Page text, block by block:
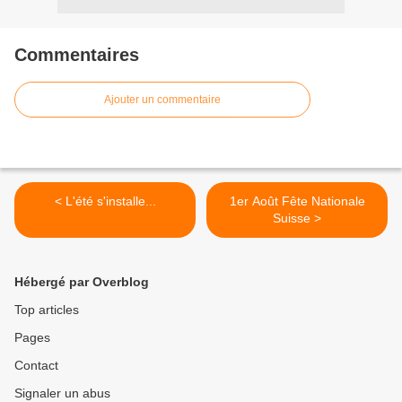
Commentaires
Ajouter un commentaire
< L'été s'installe...
1er Août Fête Nationale
Suisse >
Hébergé par Overblog
Top articles
Pages
Contact
Signaler un abus